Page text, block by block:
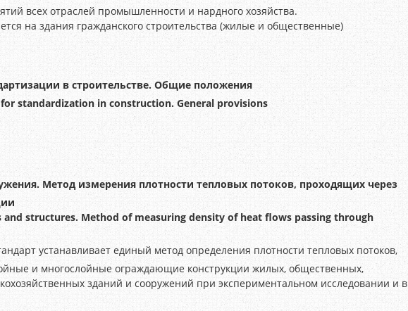
всех отраслей промышленности и нардного хозяйства.
на здания гражданского строительства (жилые и общественные)
в строительстве. Общие положения
standardization in construction. General provisions
Метод измерения плотности тепловых потоков, проходящих через
and structures. Method of measuring density of heat flows passing through
устанавливает единый метод определения плотности тепловых потоков,
и многослойные ограждающие конструкции жилых, общественных,
зданий и сооружений при экспериментальном исследовании и в